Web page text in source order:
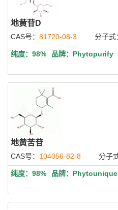
地黄苷D
CAS号： 81720-08-3 分子式
纯度：98% 品牌：Phytopurify
地黄苦苷
CAS号： 104056-82-8 分子
纯度：98% 品牌：Phytounique